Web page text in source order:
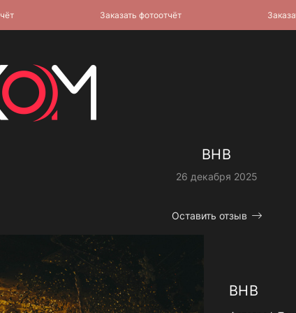
BHB
26 декабря 2025
Оставить отзыв
BHB
Заказать фотоотчёт Заказать